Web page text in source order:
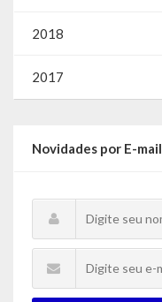
2018
2017
Novidades por E-mail